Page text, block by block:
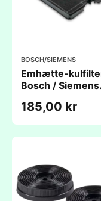
BOSCH/SIEMENS
Emhætte-
Bosch / Siemens
kompatibelt
185,00 kr